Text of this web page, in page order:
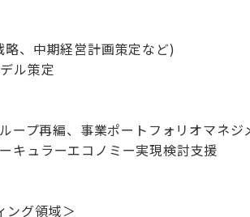
、中期経営計画策定など)
ル策定
ープ再編、事業ポートフォリオマネジ
キュラーエコノミー実現検討支援
ング領域＞